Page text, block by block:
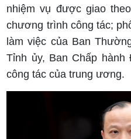
nhiệm vụ được giao
chương trình công tác;
làm việc của Ban
Tỉnh ủy, Ban Chấp
công tác của trung ương.